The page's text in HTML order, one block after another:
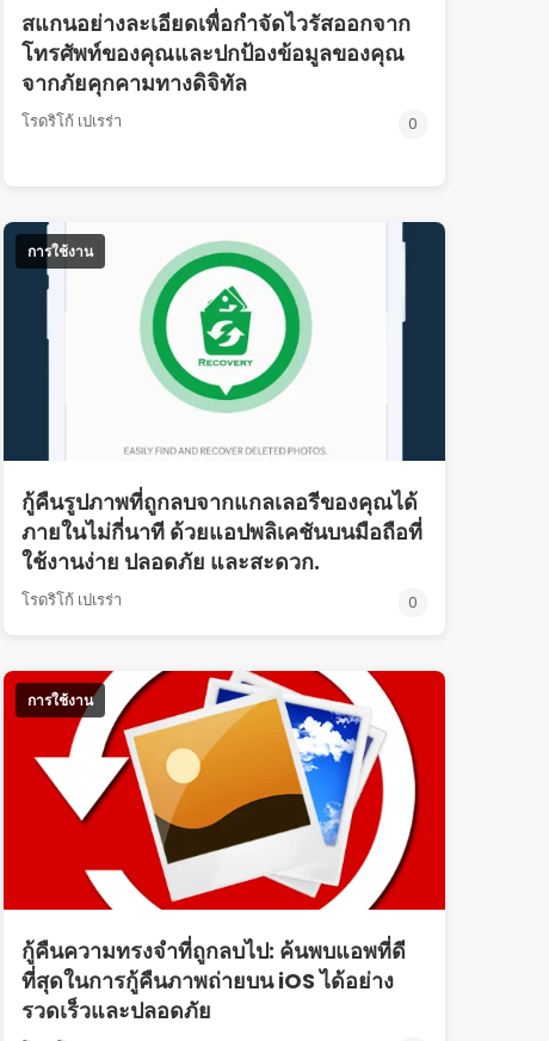
สแกนอย่างละเอียดเพื่อกำจัดไวรัสออกจาก
โทรศัพท์ของคุณและปกป้องข้อมูลของคุณ
จากภัยคุกคามทางดิจิทัล
โรดริโก้ เปเรร่า 0
การใช้งาน
กู้คืนรูปภาพที่ถูกลบจากแกลเลอรีของคุณได้
ภายในไม่กี่นาที ด้วยแอปพลิเคชันบนมือถือที่
ใช้งานง่าย ปลอดภัย และสะดวก.
โรดริโก้ เปเรร่า 0
การใช้งาน
กู้คืนความทรงจำที่ถูกลบไป: ค้นพบแอพที่ดี
ที่สุดในการกู้คืนภาพถ่ายบน iOS ได้อย่าง
รวดเร็วและปลอดภัย